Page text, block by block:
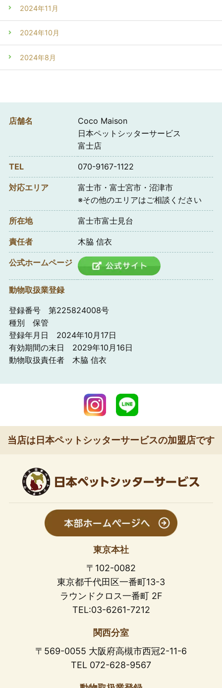
2024年11月
2024年10月
2024年8月
店舗名
Coco Maison
日本ペットシッターサービス
富士店
TEL 070-9167-1122
対応エリア
富士市・富士宮市・沼津市
※その他のエリアはご相談ください
所在地 富士市富士見台
責任者 木脇 信衣
公式ホームページ
動物取扱業登録
登録番号 第225824008号
種別 保管
登録年月日 2024年10月17日
有効期間の末日 2029年10月16日
動物取扱責任者 木脇 信衣
当店は日本ペットシッターサービスの加盟店です
東京本社
〒102-0082
東京都千代田区一番町13-3
ラウンドクロス一番町 2F
TEL:03-6261-7212
関西分室
〒569-0055 大阪府高槻市西冠2-11-6
TEL 072-628-9567